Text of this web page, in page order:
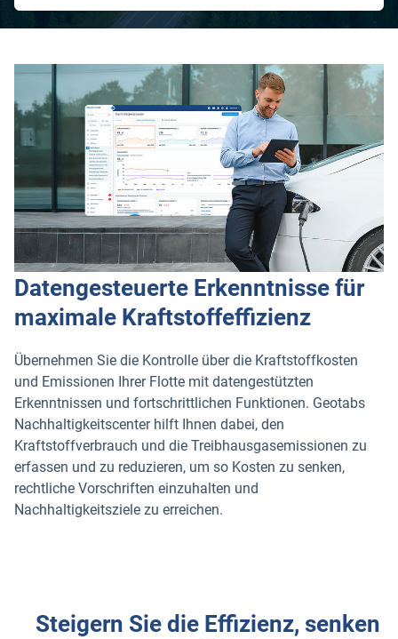
Datengesteuerte Erkenntnisse für
maximale Kraftstoffeffizienz
Übernehmen Sie die Kontrolle über die Kraftstoffkosten
und Emissionen Ihrer Flotte mit datengestützten
Erkenntnissen und fortschrittlichen Funktionen. Geotabs
Nachhaltigkeitscenter hilft Ihnen dabei, den
Kraftstoffverbrauch und die Treibhausgasemissionen zu
erfassen und zu reduzieren, um so Kosten zu senken,
rechtliche Vorschriften einzuhalten und
Nachhaltigkeitsziele zu erreichen.
Steigern Sie die Effizienz, senken